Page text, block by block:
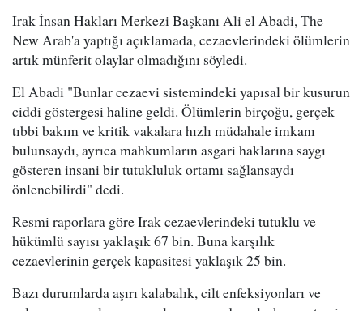
Irak İnsan Hakları Merkezi Başkanı Ali el Abadi, The
New Arab'a yaptığı açıklamada, cezaevlerindeki ölümlerin
artık münferit olaylar olmadığını söyledi.
El Abadi "Bunlar cezaevi sistemindeki yapısal bir kusurun
ciddi göstergesi haline geldi. Ölümlerin birçoğu, gerçek
tıbbi bakım ve kritik vakalara hızlı müdahale imkanı
bulunsaydı, ayrıca mahkumların asgari haklarına saygı
gösteren insani bir tutukluluk ortamı sağlansaydı
önlenebilirdi" dedi.
Resmi raporlara göre Irak cezaevlerindeki tutuklu ve
hükümlü sayısı yaklaşık 67 bin. Buna karşılık
cezaevlerinin gerçek kapasitesi yaklaşık 25 bin.
Bazı durumlarda aşırı kalabalık, cilt enfeksiyonları ve